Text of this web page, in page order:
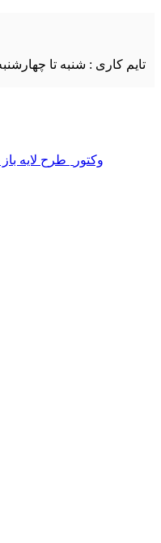
تایم کاری : شنبه تا
وکتور طرح لایه